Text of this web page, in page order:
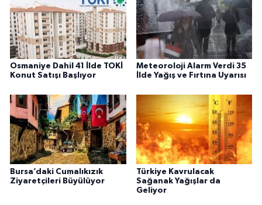
Osmaniye Dahil 41 İlde TOKİ
Konut Satışı Başlıyor
Meteoroloji Alarm Verdi 35
İlde Yağış ve Fırtına Uyarısı
Bursa’daki Cumalıkızık
Ziyaretçileri Büyülüyor
Türkiye Kavrulacak
Sağanak Yağışlar da
Geliyor